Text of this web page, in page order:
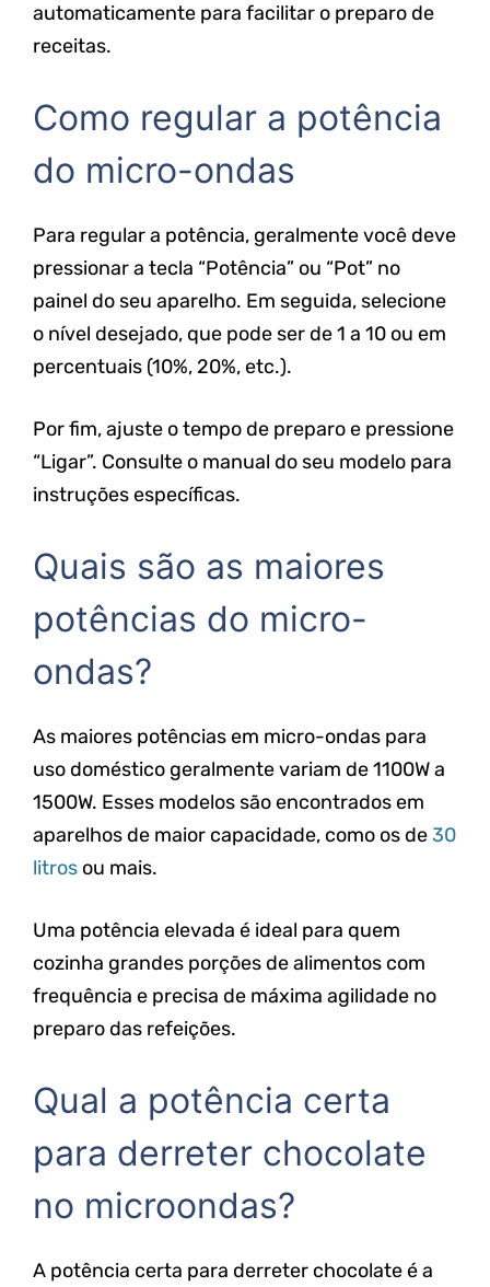
automaticamente para facilitar o preparo de
receitas.
Como regular a potência
do micro-ondas
Para regular a potência, geralmente você deve
pressionar a tecla “Potência” ou “Pot” no
painel do seu aparelho. Em seguida, selecione
o nível desejado, que pode ser de 1 a 10 ou em
percentuais (10%, 20%, etc.).
Por fim, ajuste o tempo de preparo e pressione
“Ligar”. Consulte o manual do seu modelo para
instruções específicas.
Quais são as maiores
potências do micro-
ondas?
As maiores potências em micro-ondas para
uso doméstico geralmente variam de 1100W a
1500W. Esses modelos são encontrados em
aparelhos de maior capacidade, como os de30
litros ou mais.
Uma potência elevada é ideal para quem
cozinha grandes porções de alimentos com
frequência e precisa de máxima agilidade no
preparo das refeições.
Qual a potência certa
para derreter chocolate
no microondas?
A potência certa para derreter chocolate é a